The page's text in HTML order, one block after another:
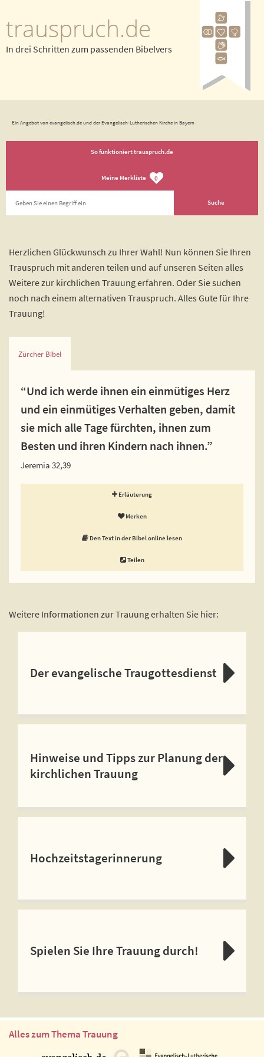
trauspruch.de
In drei Schritten zum passenden Bibelvers
Ein Angebot von evangelisch.de und der Evangelisch-Lutherischen Kirche in Bayern
So funktioniert trauspruch.de
Meine Merkliste 0
Herzlichen Glückwunsch zu Ihrer Wahl! Nun können Sie Ihren
Trauspruch mit anderen teilen und auf unseren Seiten alles
Weitere zur kirchlichen Trauung erfahren. Oder Sie suchen
noch nach einem alternativen Trauspruch. Alles Gute für Ihre
Trauung!
Zürcher Bibel
“Und ich werde ihnen ein einmütiges Herz
und ein einmütiges Verhalten geben, damit
sie mich alle Tage fürchten, ihnen zum
Besten und ihren Kindern nach ihnen.”
Jeremia 32,39
Erläuterung
Merken
Den Text in der Bibel online lesen
Teilen
Weitere Informationen zur Trauung erhalten Sie hier:
Der evangelische Traugottesdienst
Hinweise und Tipps zur Planung der
kirchlichen Trauung
Hochzeitstagerinnerung
Spielen Sie Ihre Trauung durch!
Alles zum Thema Trauung